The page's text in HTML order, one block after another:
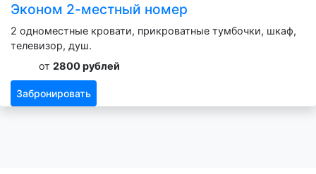
Эконом 2-местный номер
2 одноместные кровати, прикроватные тумбочки, шкаф,
телевизор, душ.
от 2800 рублей
Забронировать